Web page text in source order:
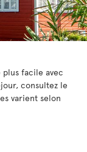
plus facile avec
consultez le
varient selon